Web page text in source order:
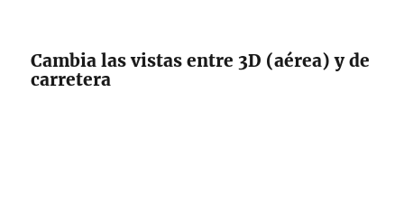
Cambia las vistas entre 3D (aérea) y de
carretera